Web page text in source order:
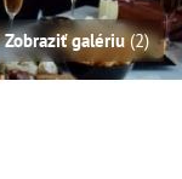
Zobraziť galériu(2)